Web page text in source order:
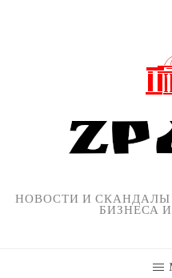
НОВОСТИ И
БИЗНЕСА